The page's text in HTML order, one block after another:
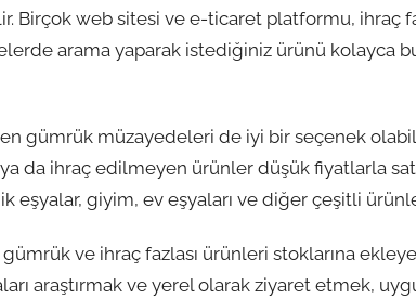
Birçok web sitesi ve e-ticaret platformu, ihraç
arama yaparak istediğiniz ürünü kolayca
gümrük müzayedeleri de iyi bir seçenek
da ihraç edilmeyen ürünler düşük fiyatlarla
eşyalar, giyim, ev eşyaları ve diğer çeşitli
gümrük ve ihraç fazlası ürünleri stoklarına
araştırmak ve yerel olarak ziyaret etmek,